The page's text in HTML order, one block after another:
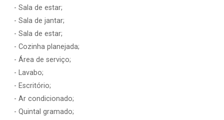
- Sala de estar;
- Sala de jantar;
- Sala de estar;
- Cozinha planejada;
- Área de serviço;
- Lavabo;
- Escritório;
- Ar condicionado;
- Quintal gramado;